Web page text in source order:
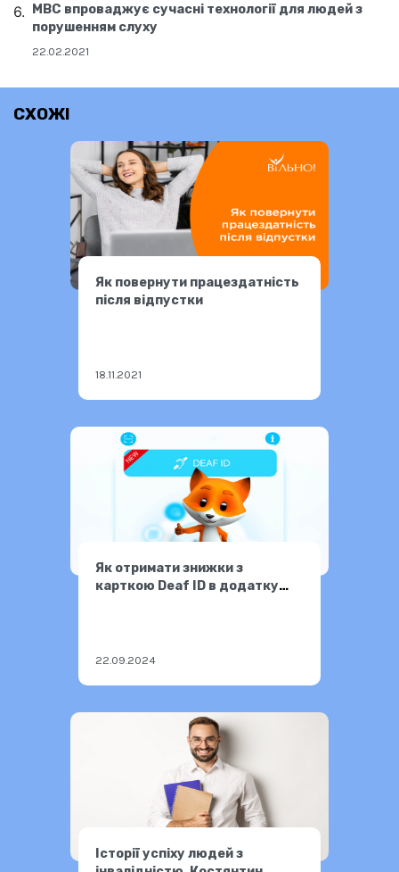
МВС впроваджує сучасні технології для людей з
порушенням слуху
22.02.2021
СХОЖІ
Як повернути працездатність
після відпустки
18.11.2021
Як отримати знижки з
карткою Deaf ID в додатку
22.09.2024
Історії успіху людей з